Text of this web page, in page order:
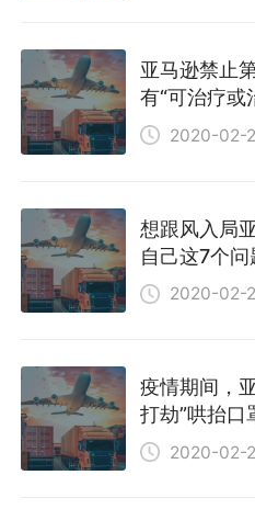
亚马逊禁止
有“可治疗或
2020-02-
想跟风入局
自己这7个
2020-02-
疫情期间，
打劫”哄抬口
2020-02-